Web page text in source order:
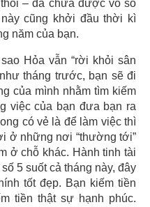
– đã chữa được vô số
cũng khởi đầu thời kì
năm của bạn.
Hỏa vẫn “rời khỏi sân
tháng trước, bạn sẽ đi
của mình nhằm tìm kiếm
việc của bạn đưa bạn ra
có vẻ là để làm việc thì
ở những nơi “thường tới”
ở chỗ khác. Hành tinh tài
5 suốt cả tháng này, đây
tốt đẹp. Bạn kiếm tiền
tiền thật sự hạnh phúc.